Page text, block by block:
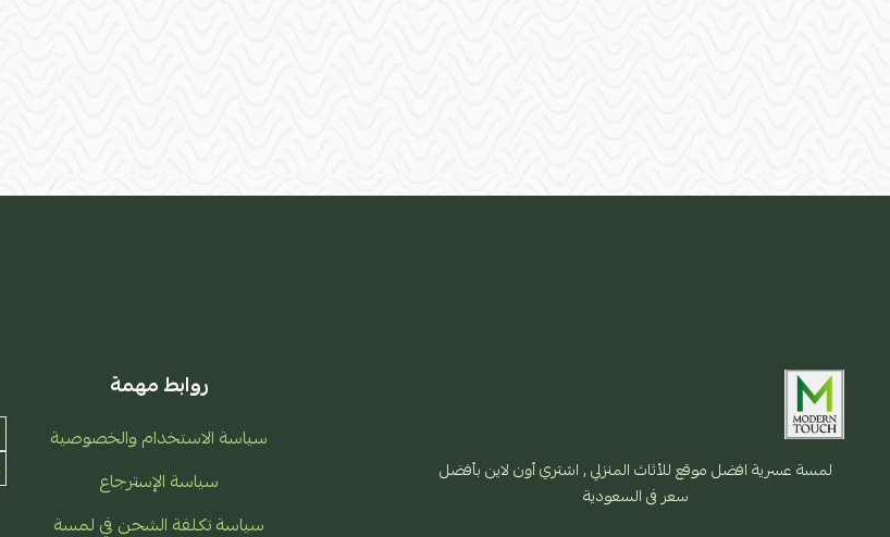
لمسة عسرية افضل موقع للأثاث المنزلي , اشتري أون لاين بأفضل
سعر فى السعودية
روابط مهمة
سياسة الاستخدام والخصوصية
سياسة الإسترجاع
سياسة تكلفة الشحن في لمسة